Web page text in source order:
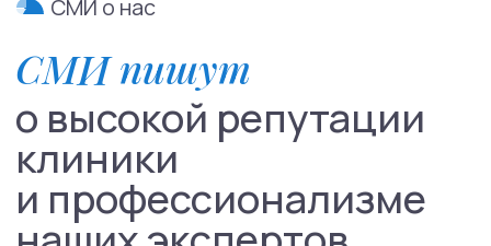
Направления